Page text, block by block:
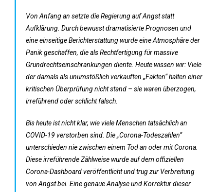
Von Anfang an setzte die Regierung auf Angst statt
Aufklärung. Durch bewusst dramatisierte Prognosen und
eine einseitige Berichterstattung wurde eine Atmosphäre der
Panik geschaffen, die als Rechtfertigung für massive
Grundrechtseinschränkungen diente. Heute wissen wir: Viele
der damals als unumstößlich verkauften „Fakten“ halten einer
kritischen Überprüfung nicht stand – sie waren überzogen,
irreführend oder schlicht falsch.
Bis heute ist nicht klar, wie viele Menschen tatsächlich an
COVID-19 verstorben sind. Die „Corona-Todeszahlen“
unterschieden nie zwischen einem Tod an oder mit Corona.
Diese irreführende Zählweise wurde auf dem offiziellen
Corona-Dashboard veröffentlicht und trug zur Verbreitung
von Angst bei. Eine genaue Analyse und Korrektur dieser